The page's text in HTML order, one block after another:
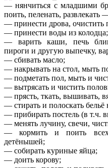
— нянчиться с младшими
поить, пеленать, развлекать
— принести дрова, очистить
— принести воды из колодца;
— варить каши, печь
пироги и другую выпечку,
— сбивать масло;
— накрывать на стол, мыть
— подметать пол, мыть и
— вытрясать и чистить
— прясть, ткать, вышивать,
— стирать и полоскать бельё
— прибирать постель (в т.ч.
— менять лучину, свечи,
— кормить и поить
детёнышей;
— собирать куриные яйца;
— доить корову;